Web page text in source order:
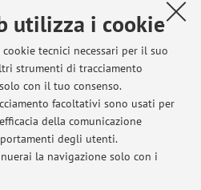
utilizza i cookie
tecnici necessari per il suo
strumenti di tracciamento
con il tuo consenso.
facoltativi sono usati per
della comunicazione
degli utenti.
la navigazione solo con i
contenuti.
avvisi
sono presenti avvisi.